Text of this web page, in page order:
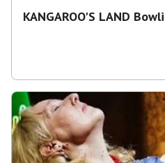
KANGAROO'S LAND